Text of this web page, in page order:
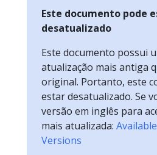
Este documento pode
desatualizado
Este documento possui
atualização mais antiga
original. Portanto, este
estar desatualizado. Se
versão em inglês para
mais atualizada:
Versions